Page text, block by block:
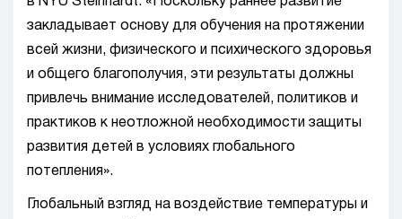
закладывает основу для обучения на протяжении
всей жизни, физического и психического здоровья
и общего благополучия, эти результаты должны
привлечь внимание исследователей, политиков и
практиков к неотложной необходимости защиты
развития детей в условиях глобального
потепления».
Глобальный взгляд на воздействие температуры и